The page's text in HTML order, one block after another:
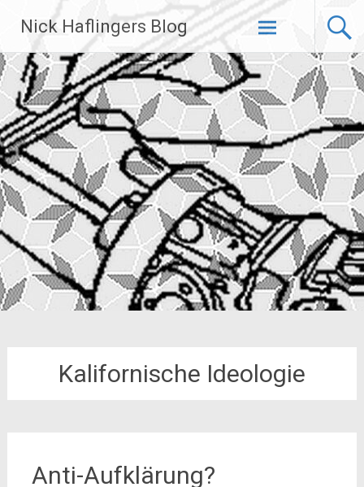
Inhalt
springen
Nick Haflingers Blog
Kalifornische Ideologie
Anti-Aufklärung?